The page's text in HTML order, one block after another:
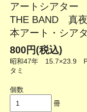
アートシアタ
THE BAND 真
本アート・シア
800円(税込)
昭和47年 15.7×23.9
タミ
個数
冊